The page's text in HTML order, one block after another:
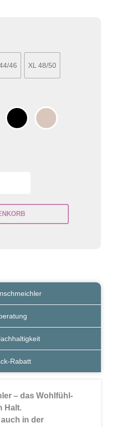
46 XL 48/50
Rabatt
– das Wohlfühl-
Halt.
in der